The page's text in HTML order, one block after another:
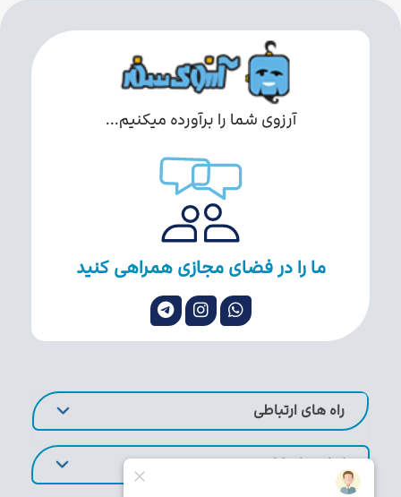
آرزوی شما را برآورده میکنیم...
ما را در فضای مجازی همراهی کنید
راه های ارتباطی
لینک های کاربردی